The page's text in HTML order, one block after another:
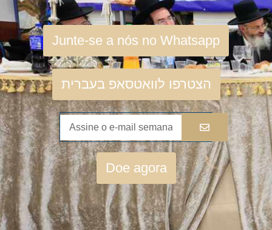
Junte-se a nós no Whatsapp
הצטרפו לוואטסאפ בעברית
Doe agora